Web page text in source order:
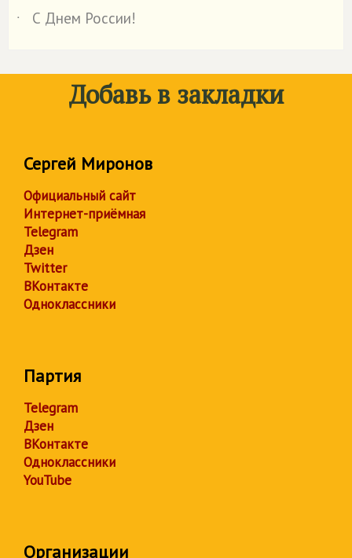
˙
С Днем России!
Добавь в закладки
Сергей Миронов
Официальный сайт
Интернет-приёмная
Telegram
Дзен
Twitter
ВКонтакте
Одноклассники
Партия
Telegram
Дзен
ВКонтакте
Одноклассники
YouTube
Организации